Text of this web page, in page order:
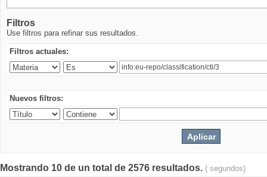
Filtros
Use filtros para refinar sus resultados.
Filtros actuales:
Nuevos filtros:
Mostrando 10 de un total de 2576 resultados. ( segundos)